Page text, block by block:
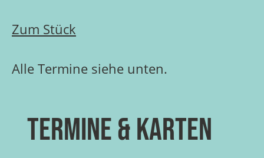
Zum Stück
Alle Termine siehe unten.
Termine & Karten